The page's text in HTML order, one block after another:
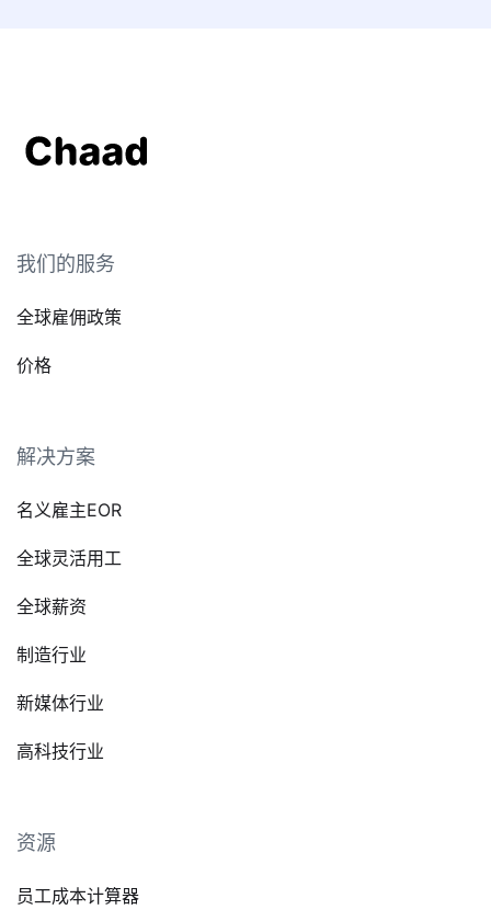
我们的服务
全球雇佣政策
价格
解决方案
名义雇主EOR
全球灵活用工
全球薪资
制造行业
新媒体行业
高科技行业
资源
员工成本计算器